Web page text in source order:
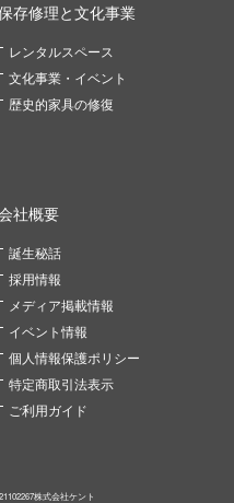
存修理と文化事業
レンタルスペース
文化事業・イベント
歴史的家具の修復
社概要
誕生秘話
採用情報
メディア掲載情報
イベント情報
個人情報保護ポリシー
特定商取引法表示
ご利用ガイド
株式会社ケント